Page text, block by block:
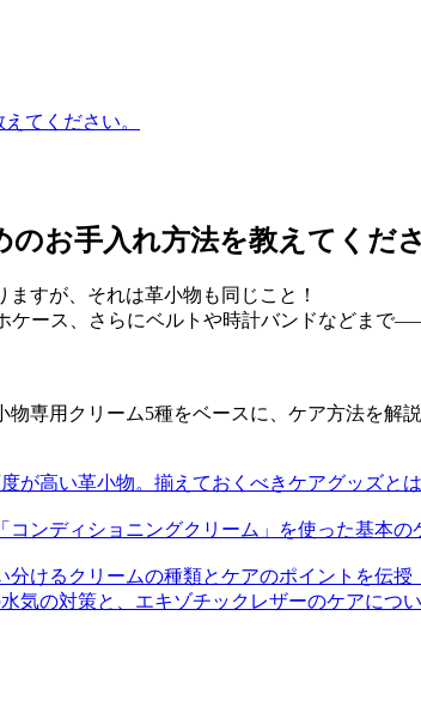
てください。
お手入れ方法を教えてくださ
すが、それは革小物も同じこと！
ケース、さらにベルトや時計バンドなどま
専用クリーム5種をベースに、ケア方法を
が高い革小物。揃えておくべきケアグッズとは
コンディショニングクリーム」を使った基本の
けるクリームの種類とケアのポイントを伝授
気の対策と、エキゾチックレザーのケアにつ